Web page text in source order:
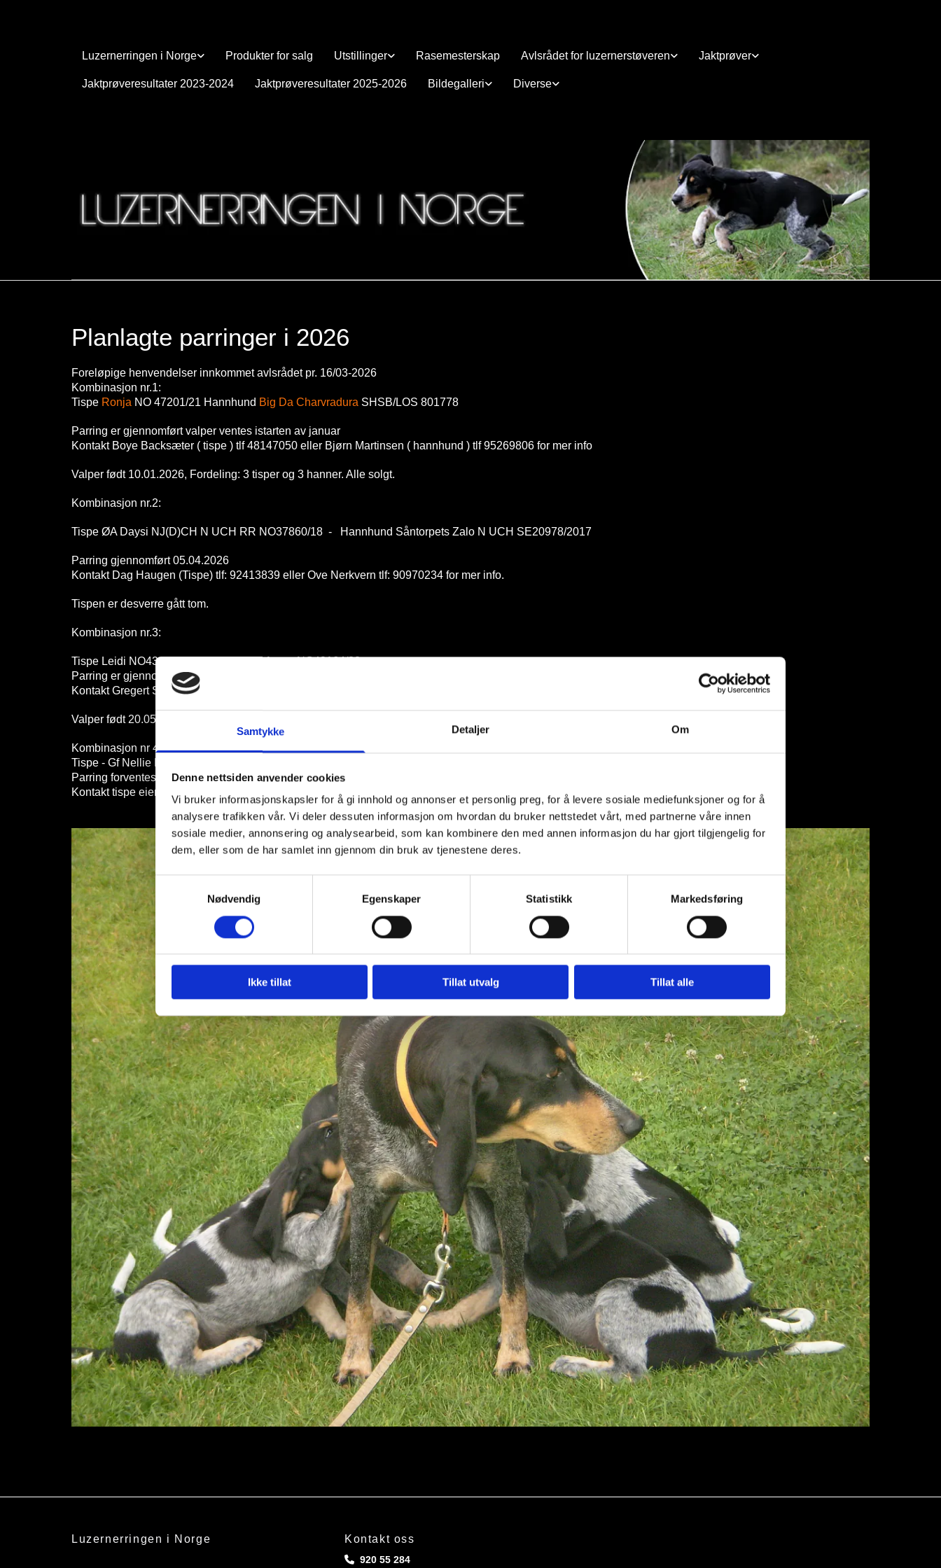
Samtykke Detaljer Om
Denne nettsiden anvender cookies
Vi bruker informasjonskapsler for å gi innhold og annonser et personlig preg, for å levere sosiale mediefunksjoner og for å
analysere trafikken vår. Vi deler dessuten informasjon om hvordan du bruker nettstedet vårt, med partnerne våre innen
sosiale medier, annonsering og analysearbeid, som kan kombinere den med annen informasjon du har gjort tilgjengelig for
dem, eller som de har samlet inn gjennom din bruk av tjenestene deres.
Nødvendig
Egenskaper Statistikk Markedsføring
Ikke tillat Tillat utvalg Tillat alle
Luzernerringen i Norge Produkter for salg Utstillinger Rasemesterskap Avlsrådet for luzernerstøveren Jaktprøver
Jaktprøveresultater 2023-2024 Jaktprøveresultater 2025-2026 Bildegalleri Diverse
Planlagte parringer i 2026
Foreløpige henvendelser innkommet avlsrådet pr. 16/03-2026
Kombinasjon nr.1:
Tispe Ronja NO 47201/21 Hannhund Big Da Charvradura SHSB/LOS 801778
Parring er gjennomført valper ventes istarten av januar
Kontakt Boye Backsæter ( tispe ) tlf 48147050 eller Bjørn Martinsen ( hannhund ) tlf 95269806 for mer info
Valper født 10.01.2026, Fordeling: 3 tisper og 3 hanner. Alle solgt.
Kombinasjon nr.2:
Tispe ØA Daysi NJ(D)CH N UCH RR NO37860/18 - Hannhund Såntorpets Zalo N UCH SE20978/2017
Parring gjennomført 05.04.2026
Kontakt Dag Haugen (Tispe) tlf: 92413839 eller Ove Nerkvern tlf: 90970234 for mer info.
Tispen er desverre gått tom.
Kombinasjon nr.3:
Tispe Leidi NO43124/17 - Hannhund Anton NO49164/20
Parring er gjennomført, og valper ventes i slutten av mai.
Kontakt Gregert Sletten (Tispe) tlf: 45278485 eller Tore Foss Floden tlf: 48030543 for mer info.
Valper født 20.05.2026, 2 tisper og 2 hanner. Fortsatt ledige hannhunder.
Kombinasjon nr 4:
Tispe - Gf Nellie NO51015/20 - Hannhund - Arok SE42256/2021
Parring forventes i mai.
Kontakt tispe eier Kurt Johnny Moen tlf: 475 19 736 for mer info.
Luzernerringen i Norge Kontakt oss
 920 55 284